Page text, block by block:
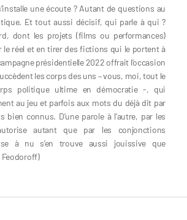
une écoute ? Autant de questions au
Et tout aussi décisif, qui parle à qui ?
dont les projets (films ou performances)
réel et en tirer des fictions qui le portent à
présidentielle 2022 offrait l’occasion
les corps des uns – vous, moi, tout le
politique ultime en démocratie -, qui
au jeu et parfois aux mots du déjà dit par
bien connus. D’une parole à l’autre, par les
autant que par les conjonctions
à nu s’en trouve aussi jouissive que
Feodoroff)